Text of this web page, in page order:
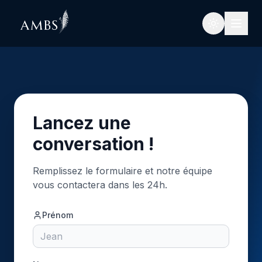
Vue d'ensemble
Agents IA autonomes
Orchestration parcours
Optimisation des revenus
Sécurité & RGPD
Lancez une
conversation !
Remplissez le formulaire et notre équipe
vous contactera dans les 24h.
Prénom